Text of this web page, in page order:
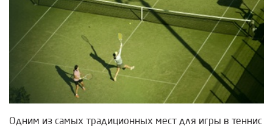
Одним из самых традиционных мест для игры в теннис